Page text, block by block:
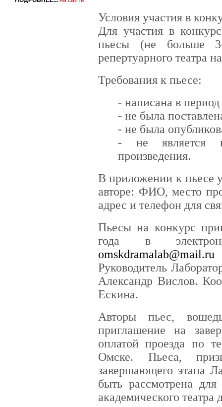
Условия участия в
Для участия в
пьесы (не больше
репертуарного театра
Требования к пьесе:
- написана в
- не была
- не была
- не является
произведения.
В приложении к пьесе
авторе: ФИО, место
адрес и телефон для
Пьесы на конкурс
года в
omskdramalab@mail.ru
Руководитель
Александр Вислов.
Ескина.
Авторы пьес,
приглашение на
оплатой проезда по
Омске. Пьеса,
завершающего этапа
быть рассмотрена
академического театра